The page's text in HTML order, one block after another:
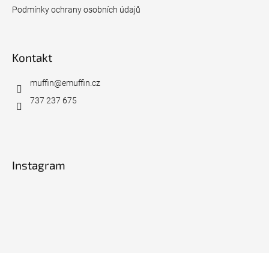
Podmínky ochrany osobních údajů
Kontakt
muffin@emuffin.cz
737 237 675
Instagram